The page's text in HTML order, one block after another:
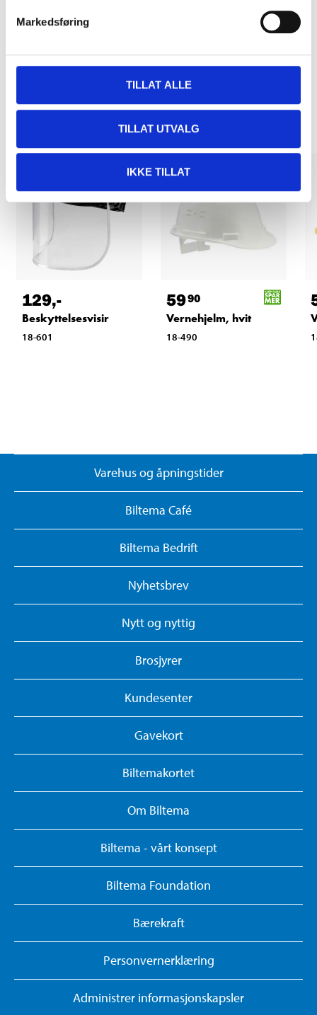
Markedsføring
TILLAT ALLE
TILLAT UTVALG
IKKE TILLAT
Relaterte produkter
129,-
Beskyttelsesvisir
18-601
5990
Vernehjelm, hvit
18-490
Varehus og åpningstider
Biltema Café
Biltema Bedrift
Nyhetsbrev
Nytt og nyttig
Brosjyrer
Kundesenter
Gavekort
Biltemakortet
Om Biltema
Biltema - vårt konsept
Biltema Foundation
Bærekraft
Personvernerklæring
Administrer informasjonskapsler